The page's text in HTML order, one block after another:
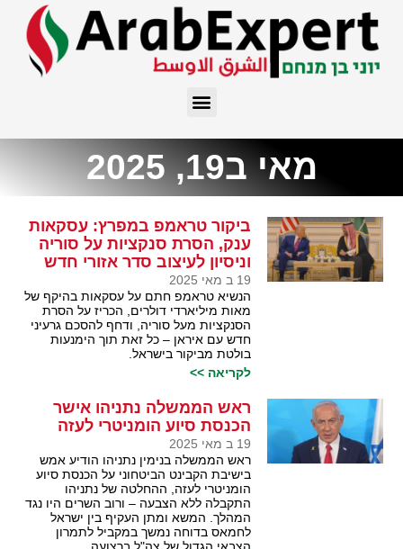
מאי ב19, 2025
ביקור טראמפ במפרץ: עסקאות
ענק, הסרת סנקציות על סוריה
וניסיון לעיצוב סדר אזורי חדש
19 ב מאי 2025
הנשיא טראמפ חתם על עסקאות בהיקף של
מאות מיליארדי דולרים, הכריז על הסרת
הסנקציות מעל סוריה, ודחף להסכם גרעיני
חדש עם איראן – כל זאת תוך הימנעות
בולטת מביקור בישראל.
לקריאה >>
ראש הממשלה נתניהו אישר
הכנסת סיוע הומניטרי לעזה
19 ב מאי 2025
ראש הממשלה בנימין נתניהו הודיע אמש
בישיבת הקבינט הביטחוני על הכנסת סיוע
הומניטרי לעזה, ההחלטה של נתניהו
התקבלה ללא הצבעה – ורוב השרים היו נגד
המהלך. המשא ומתן העקיף בין ישראל
לחמאס בדוחה נמשך במקביל לתמרון
הצבאי הגדול של צה"ל ברצועה.